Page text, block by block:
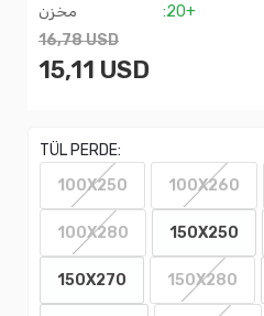
مخزن
:20+
16,78 USD
15,11 USD
TÜL PERDE:
100X250
100X260
100X280 150X250
150X270 150X280